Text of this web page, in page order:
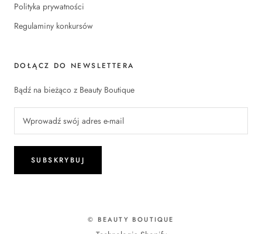
Polityka prywatności
Regulaminy konkursów
DOŁĄCZ DO NEWSLETTERA
Bądź na bieżąco z Beauty Boutique
SUBSKRYBUJ
© BEAUTY BOUTIQUE